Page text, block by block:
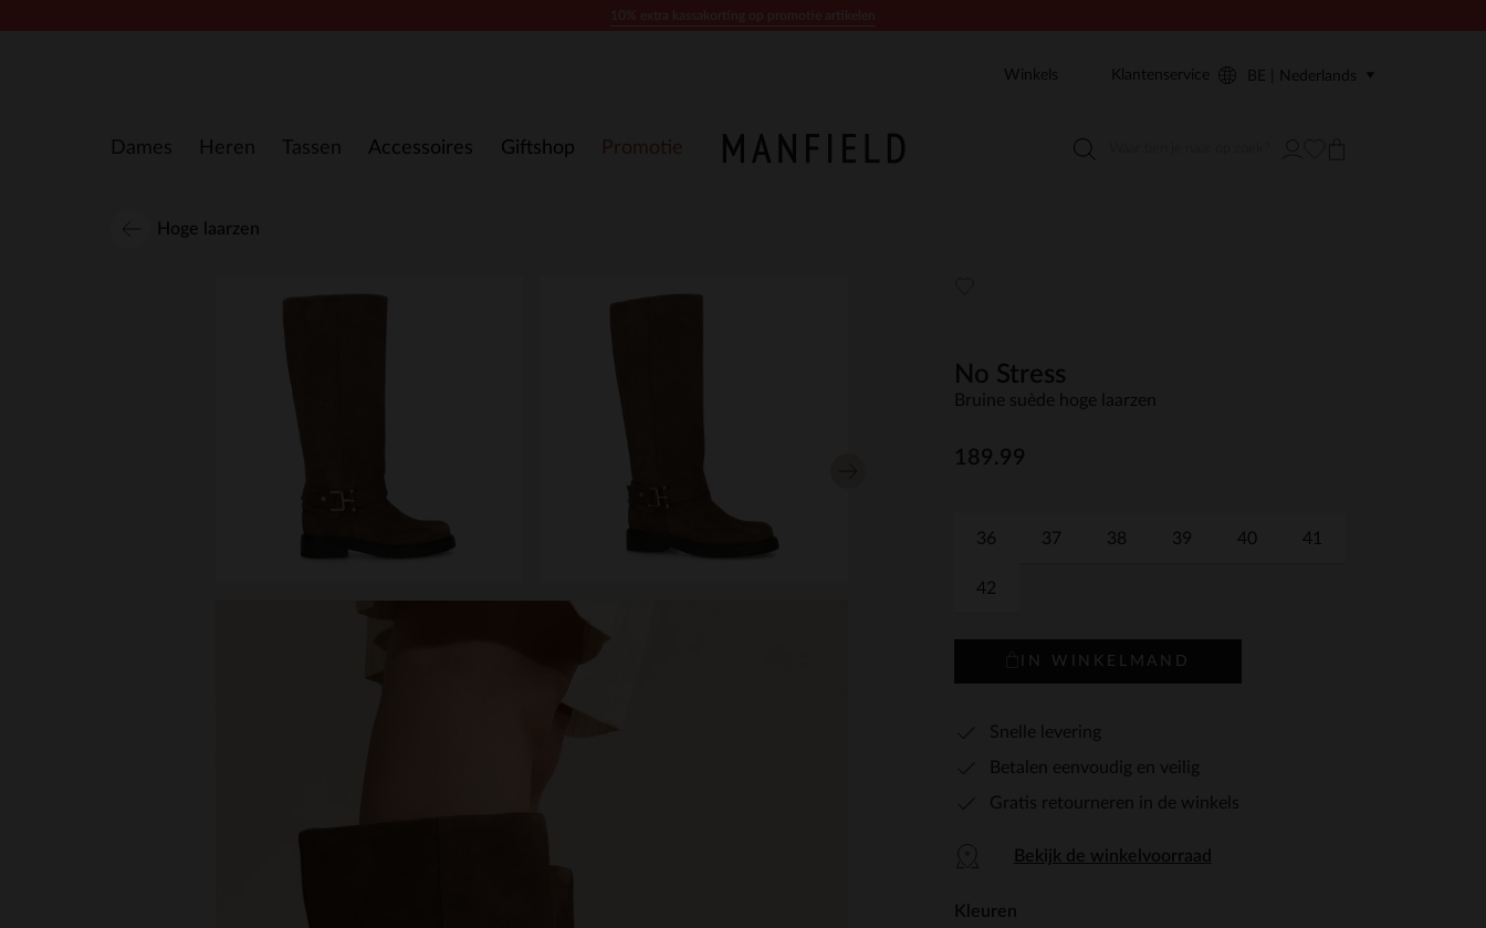
Dames Heren Tassen Accessoires Giftshop Promotie
Winkels Klantenservice BE | Nederlands
Hoge laarzen
No Stress
Bruine suède hoge laarzen
189.99
36 37 38 39 40 41
42
IN WINKELMAND
Snelle levering
Betalen eenvoudig en veilig
Gratis retourneren in de winkels
Bekijk de winkelvoorraad
Kleuren